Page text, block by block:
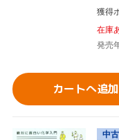
獲得
在庫
発売
カートへ追加
中古